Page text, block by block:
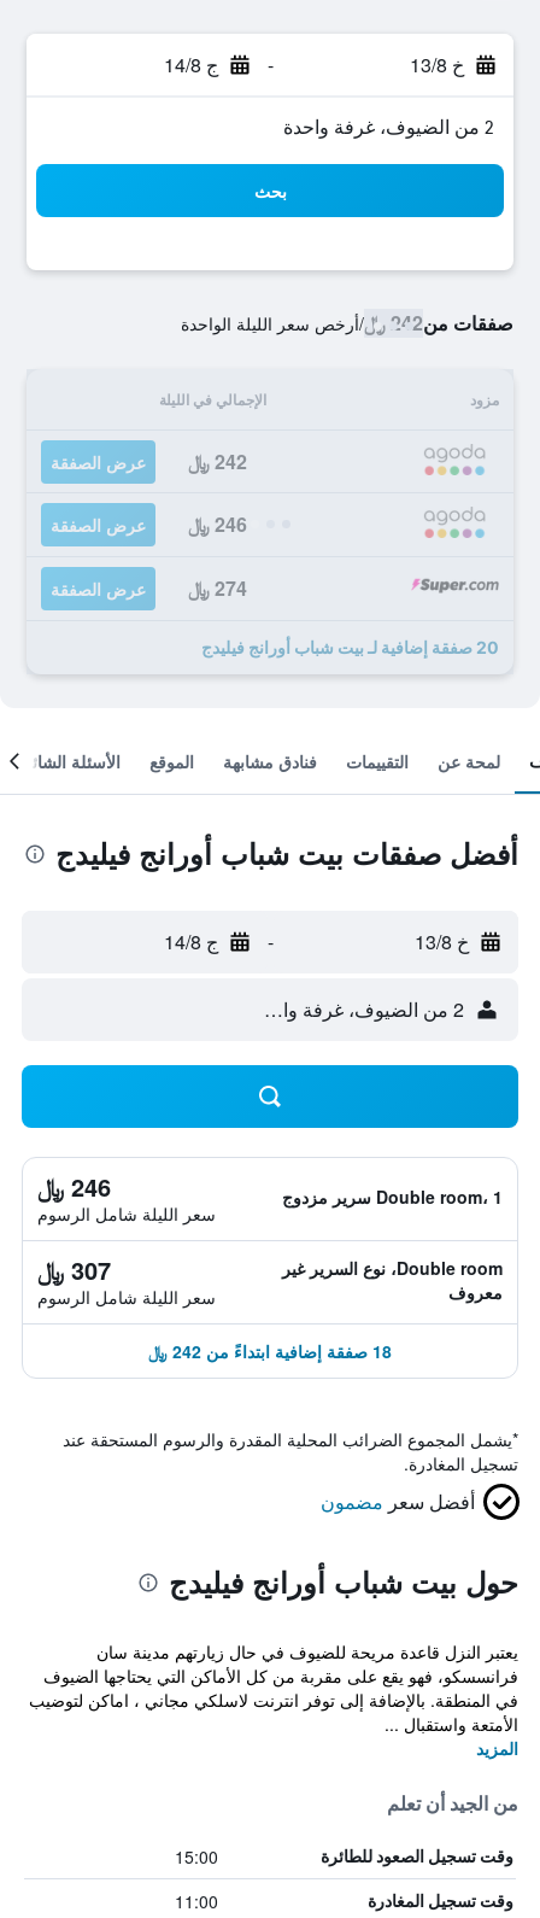
خ 13/8 - ج 14/8
2 من الضيوف، غرفة واحدة
بحث
صفقات من242 ﷼ /أرخص سعر الليلة الواحدة
مزود الإجمالي في الليلة
242 ﷼ عرض الصفقة
246 ﷼ عرض الصفقة
274 ﷼ عرض الصفقة
20 صفقة إضافية لـ بيت شباب أورانج فيليدج
لمحة عن التقييمات فنادق مشابهة الموقع الأسئلة الشائعة
أفضل صفقات بيت شباب أورانج فيليدج
خ 13/8 - ج 14/8
2 من الضيوف، غرفة واحدة
Double room، 1 سرير مزدوج 246 ﷼
سعر الليلة شامل الرسوم
Double room، نوع السرير غير
معروف
307 ﷼
سعر الليلة شامل الرسوم
18 صفقة إضافية ابتداءً من 242 ﷼
*يشمل المجموع الضرائب المحلية المقدرة والرسوم المستحقة عند
تسجيل المغادرة.
أفضل سعر مضمون
حول بيت شباب أورانج فيليدج
يعتبر النزل قاعدة مريحة للضيوف في حال زيارتهم مدينة سان
فرانسسكو، فهو يقع على مقربة من كل الأماكن التي يحتاجها الضيوف
في المنطقة. بالإضافة إلى توفر انترنت لاسلكي مجاني ، اماكن لتوضيب
الأمتعة واستقبال ...
المزيد
من الجيد أن تعلم
وقت تسجيل الصعود للطائرة 15:00
وقت تسجيل المغادرة 11:00